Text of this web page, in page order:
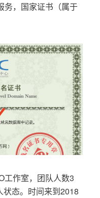
务，国家证书（属于
工作室，团队人数3
态。时间来到2018